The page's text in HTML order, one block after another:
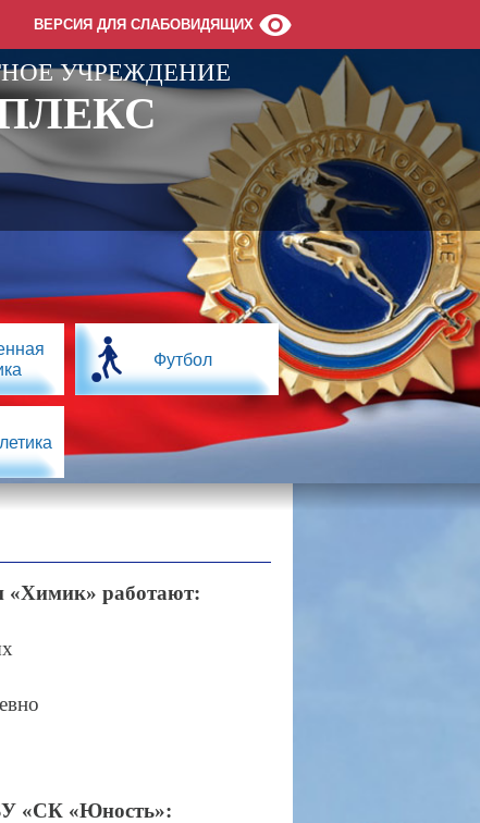
ВЕРСИЯ ДЛЯ СЛАБОВИДЯЩИХ
УЧРЕЖДЕНИЕ
Футбол
«Химик» работают:
«СК «Юность»: